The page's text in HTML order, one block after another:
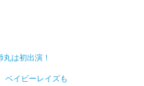
は初出演！
ベイビーレイズも